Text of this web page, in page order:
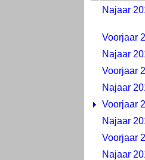
Najaar
Voorjaar
Najaar
Voorjaar
Najaar
Voorjaar
Najaar
Voorjaar
Najaar